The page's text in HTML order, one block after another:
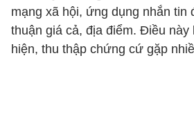
mạng xã hội, ứng dụng nhắn tin
thuận giá cả, địa điểm. Điều này
hiện, thu thập chứng cứ gặp